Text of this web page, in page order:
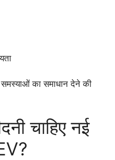
का समाधान देने की
चाहिए नई